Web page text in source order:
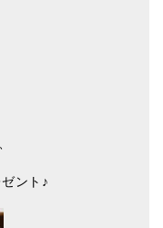
ント♪